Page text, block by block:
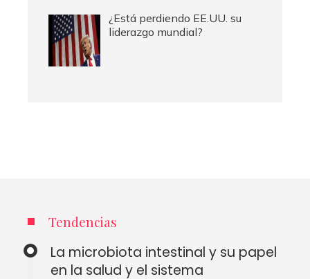
¿Está perdiendo EE.UU. su
liderazgo mundial?
Tendencias
La microbiota intestinal y su papel
en la salud y el sistema